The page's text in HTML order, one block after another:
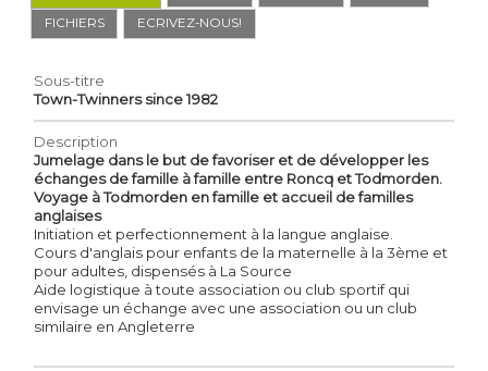
FICHIERS ECRIVEZ-NOUS!
Sous-titre
Town-Twinners since 1982
Description
Jumelage dans le but de favoriser et de développer les
échanges de famille à famille entre Roncq et Todmorden.
Voyage à Todmorden en famille et accueil de familles
anglaises
Initiation et perfectionnement à la langue anglaise.
Cours d'anglais pour enfants de la maternelle à la 3ème et
pour adultes, dispensés à La Source
Aide logistique à toute association ou club sportif qui
envisage un échange avec une association ou un club
similaire en Angleterre